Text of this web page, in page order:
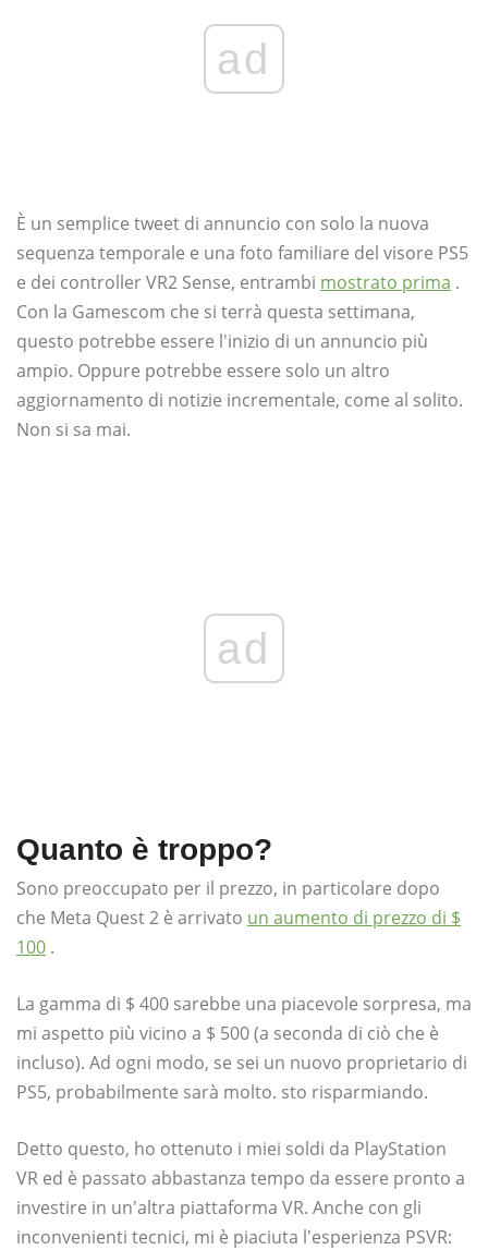
ad
È un semplice tweet di annuncio con solo la nuova
sequenza temporale e una foto familiare del visore PS5
e dei controller VR2 Sense, entrambi mostrato prima .
Con la Gamescom che si terrà questa settimana,
questo potrebbe essere l'inizio di un annuncio più
ampio. Oppure potrebbe essere solo un altro
aggiornamento di notizie incrementale, come al solito.
Non si sa mai.
ad
Quanto è troppo?
Sono preoccupato per il prezzo, in particolare dopo
che Meta Quest 2 è arrivato un aumento di prezzo di $
100 .
La gamma di $ 400 sarebbe una piacevole sorpresa, ma
mi aspetto più vicino a $ 500 (a seconda di ciò che è
incluso). Ad ogni modo, se sei un nuovo proprietario di
PS5, probabilmente sarà molto. sto risparmiando.
Detto questo, ho ottenuto i miei soldi da PlayStation
VR ed è passato abbastanza tempo da essere pronto a
investire in un'altra piattaforma VR. Anche con gli
inconvenienti tecnici, mi è piaciuta l'esperienza PSVR: